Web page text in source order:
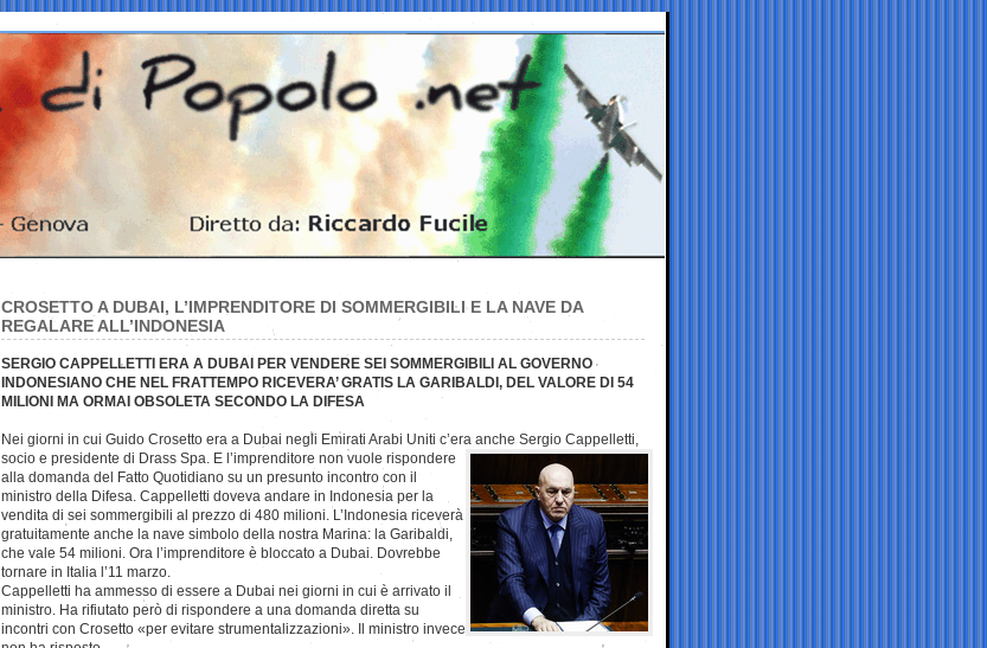
CROSETTO A DUBAI, L’IMPRENDITORE DI SOMMERGIBILI E LA NAVE DA
REGALARE ALL’INDONESIA
SERGIO CAPPELLETTI ERA A DUBAI PER VENDERE SEI SOMMERGIBILI AL GOVERNO
INDONESIANO CHE NEL FRATTEMPO RICEVERA’ GRATIS LA GARIBALDI, DEL VALORE DI 54
MILIONI MA ORMAI OBSOLETA SECONDO LA DIFESA
Nei giorni in cui Guido Crosetto era a Dubai negli Emirati Arabi Uniti c’era anche Sergio Cappelletti,
socio e presidente di Drass Spa. E l’imprenditore non vuole rispondere
alla domanda del Fatto Quotidiano su un presunto incontro con il
ministro della Difesa. Cappelletti doveva andare in Indonesia per la
vendita di sei sommergibili al prezzo di 480 milioni. L’Indonesia riceverà
gratuitamente anche la nave simbolo della nostra Marina: la Garibaldi,
che vale 54 milioni. Ora l’imprenditore è bloccato a Dubai. Dovrebbe
tornare in Italia l’11 marzo.
Cappelletti ha ammesso di essere a Dubai nei giorni in cui è arrivato il
ministro. Ha rifiutato però di rispondere a una domanda diretta su
incontri con Crosetto «per evitare strumentalizzazioni». Il ministro invece